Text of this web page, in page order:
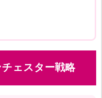
ェスター戦略